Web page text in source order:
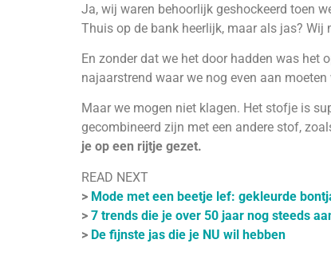
Ja, wij waren behoorlijk geshockeerd toen
Thuis op de bank heerlijk, maar als jas? Wij
En zonder dat we het door hadden was het
najaarstrend waar we nog even aan moeten
Maar we mogen niet klagen. Het stofje is
gecombineerd zijn met een andere stof,
je op een rijtje gezet.
READ NEXT
> Mode met een beetje lef: gekleurde
> 7 trends die je over 50 jaar nog steeds
> De fijnste jas die je NU wil hebben